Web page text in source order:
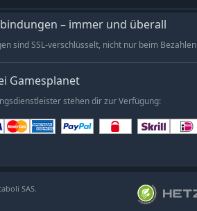
– immer und überall
sind SSL-verschlüsselt, nicht nur beim Bezahlen
Gamesplanet
stehen dir zur Verfügung:
SAS.